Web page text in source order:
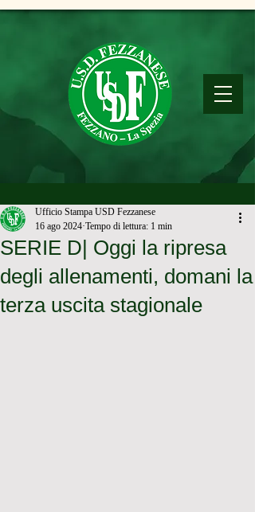
SERIE D| Oggi la ripresa
degli allenamenti, domani la
terza uscita stagionale
Ufficio Stampa USD Fezzanese
16 ago 2024 Tempo di lettura: 1 min